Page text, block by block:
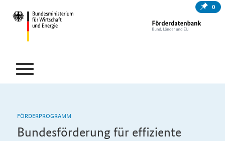
0
FÖRDERPROGRAMM
Bundesförderung für effiziente